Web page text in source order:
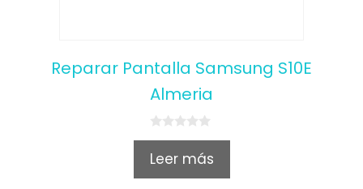
Reparar Pantalla Samsung S10E
Almeria
0
u
Leer más